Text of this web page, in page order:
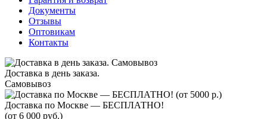
Документы
Отзывы
Оптовикам
Контакты
Доставка в день заказа.
Самовывоз
Доставка по Москве — БЕСПЛАТНО!
(от 6 000 руб.)